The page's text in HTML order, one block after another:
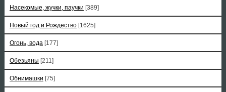
Насекомые, жучки, паучки [389]
Новый год и Рождество [1625]
Огонь, вода [177]
Обезьяны [211]
Обнимашки [75]